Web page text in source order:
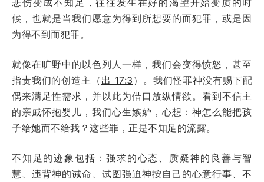
候，也就是当我们愿意为得到所想要的而犯罪，或是因
为得不到而犯罪。
就像在旷野中的以色列人一样，我们会变得愤怒，甚至
指责我们的创造主（ 出 17:3 ）。我们怪罪神没有赐下配
偶来满足性需求，并以此为借口放纵情欲。看到不信主
的亲戚怀抱婴儿，我们心生嫉妒，心想：神怎么能把孩
子给她而不给我？这些罪，正是不知足的流露。
不知足的迹象包括：强求的心态、质疑神的良善与智
慧、违背神的诫命、试图强迫神按自己的心意行事、不